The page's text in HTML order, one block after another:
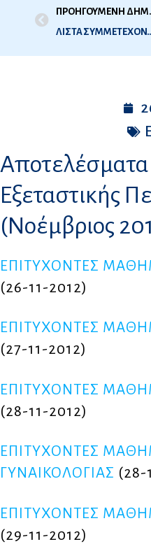
ΛΙΣΤΑ ΣΥΜΜΕΤΕΧΟΝΤΩΝ ΣΤΙΣ ΕΞΕΤΑΣΕΙΣ
Αποτελέσματα
Εξεταστικής
(Νοέμβριος
ΕΠΙΤΥΧΟΝΤΕΣ
(26-11-2012)
ΕΠΙΤΥΧΟΝΤΕΣ
(27-11-2012)
ΕΠΙΤΥΧΟΝΤΕΣ
(28-11-2012)
ΕΠΙΤΥΧΟΝΤΕΣ
ΓΥΝΑΙΚΟΛΟΓΙΑΣ (28-
ΕΠΙΤΥΧΟΝΤΕΣ
(29-11-2012)